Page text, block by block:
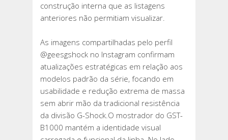
construção interna que as listagens
anteriores não permitiam visualizar.
As imagens compartilhadas pelo perfil
@geesgshock no Instagram confirmam
atualizações estratégicas em relação aos
modelos padrão da série, focando em
usabilidade e redução extrema de massa
sem abrir mão da tradicional resistência
da divisão G-Shock.O mostrador do GST-
B1000 mantém a identidade visual